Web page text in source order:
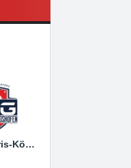
RWG Mömbris-Königshofen